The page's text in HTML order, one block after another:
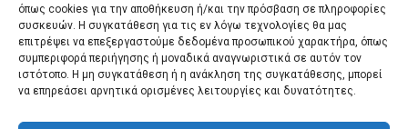
όπως cookies για την αποθήκευση ή/και την πρόσβαση σε πληροφορίες
συσκευών. Η συγκατάθεση για τις εν λόγω τεχνολογίες θα μας
επιτρέψει να επεξεργαστούμε δεδομένα προσωπικού χαρακτήρα, όπως
συμπεριφορά περιήγησης ή μοναδικά αναγνωριστικά σε αυτόν τον
ιστότοπο. Η μη συγκατάθεση ή η ανάκληση της συγκατάθεσης, μπορεί
να επηρεάσει αρνητικά ορισμένες λειτουργίες και δυνατότητες.
Buy Adspace ΑΡΧΙΚΗ ΕΠΙΚΟΙΝΩΝΙΑ
ΟΡΟΙ ΧΡΗΣΗΣ